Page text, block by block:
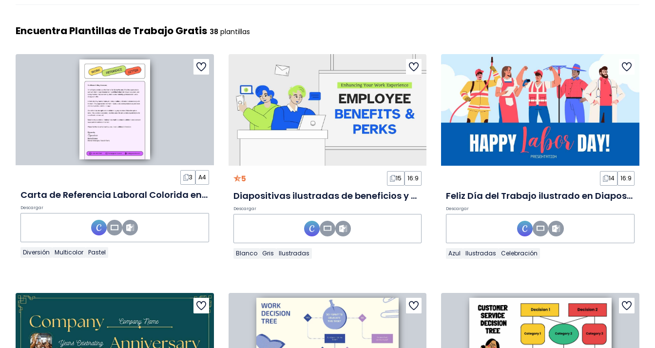
Encuentra Plantillas de Trabajo Gratis 38 plantillas
3 A4
Carta de Referencia Laboral Colorida en Diapositivas
Descargar
Diversión Multicolor Pastel
5 15 16:9
Diapositivas ilustradas de beneficios y perks en gris
Descargar
Blanco Gris Ilustradas
14 16:9
Feliz Día del Trabajo ilustrado en Diapositivas
Descargar
Azul Ilustradas Celebración